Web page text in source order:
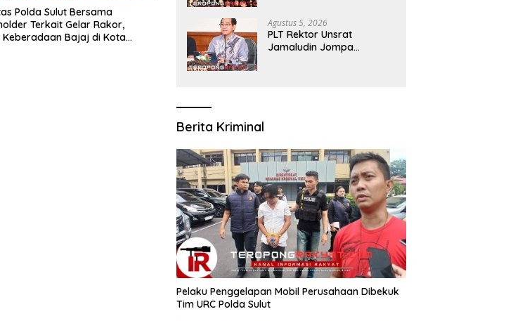
Polda Sulut Bersama
Terkait Gelar Rakor,
Keberadaan Bajaj di Kota
Agustus 5, 2026
​PLT Rektor Unsrat
Jamaludin Jompa
Berita Kriminal
​Pelaku Penggelapan Mobil Perusahaan Dibekuk
Tim URC Polda Sulut